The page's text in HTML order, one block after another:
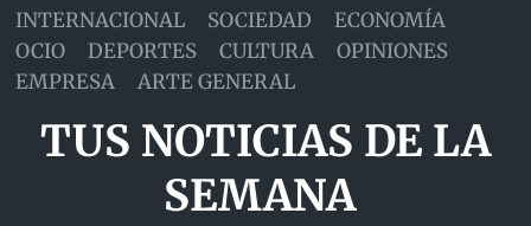
INTERNACIONAL SOCIEDAD
ECONOMÍA
OCIO
DEPORTES CULTURA
OPINIONES
EMPRESA
ARTE GENERAL
TUS NOTICIAS DE LA
SEMANA